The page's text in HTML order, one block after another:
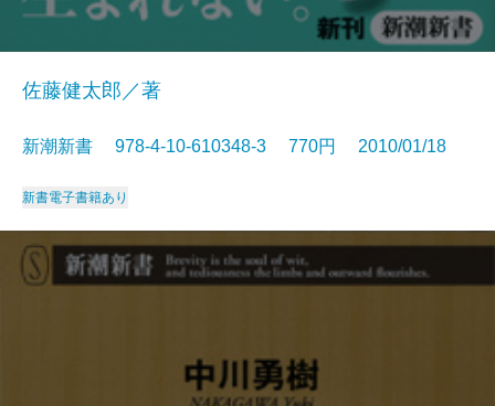
佐藤健太郎／著
新潮新書 978-4-10-610348-3 770円 2010/01/18
新書電子書籍あり